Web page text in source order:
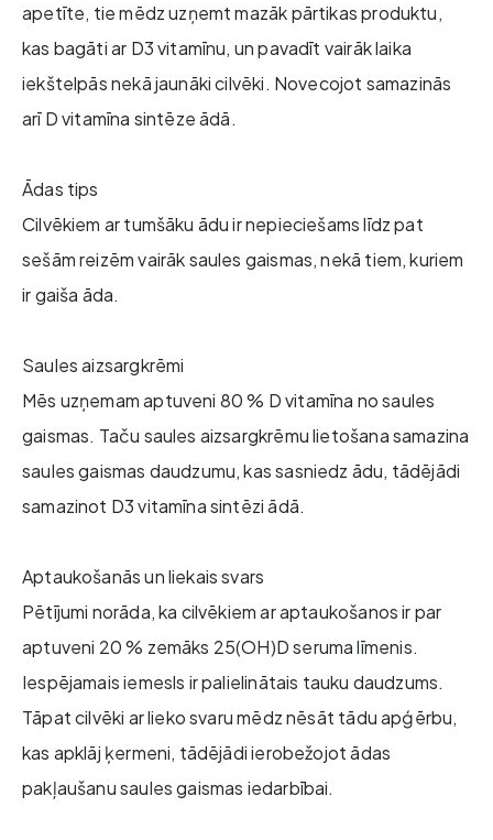
apetīte, tie mēdz uzņemt mazāk pārtikas produktu,
kas bagāti ar D3 vitamīnu, un pavadīt vairāk laika
iekštelpās nekā jaunāki cilvēki. Novecojot samazinās
arī D vitamīna sintēze ādā.
Ādas tips
Cilvēkiem ar tumšāku ādu ir nepieciešams līdz pat
sešām reizēm vairāk saules gaismas, nekā tiem, kuriem
ir gaiša āda.
Saules aizsargkrēmi
Mēs uzņemam aptuveni 80 % D vitamīna no saules
gaismas. Taču saules aizsargkrēmu lietošana samazina
saules gaismas daudzumu, kas sasniedz ādu, tādējādi
samazinot D3 vitamīna sintēzi ādā.
Aptaukošanās un liekais svars
Pētījumi norāda, ka cilvēkiem ar aptaukošanos ir par
aptuveni 20 % zemāks 25(OH)D seruma līmenis.
Iespējamais iemesls ir palielinātais tauku daudzums.
Tāpat cilvēki ar lieko svaru mēdz nēsāt tādu apģērbu,
kas apklāj ķermeni, tādējādi ierobežojot ādas
pakļaušanu saules gaismas iedarbībai.